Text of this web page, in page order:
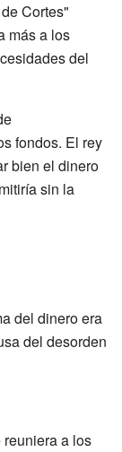
Cortes"
más a los
del
fondos. El rey
bien el dinero
sin la
del dinero era
del desorden
a los